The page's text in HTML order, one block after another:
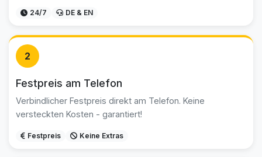
24/7 DE & EN
2
Festpreis am Telefon
Verbindlicher Festpreis direkt am Telefon. Keine
versteckten Kosten - garantiert!
Festpreis Keine Extras